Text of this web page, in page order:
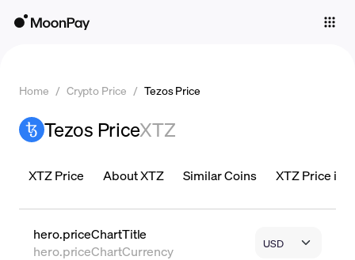
Crypto Prices
Home / Crypto Price / Tezos Price
Tezos PriceXTZ
XTZ Price About XTZ Similar Coins XTZ Price is
hero.priceChartTitle
hero.priceChartCurrency